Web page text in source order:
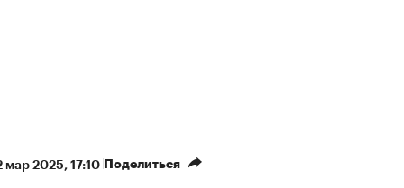
мар 2025, 17:10 Поделиться